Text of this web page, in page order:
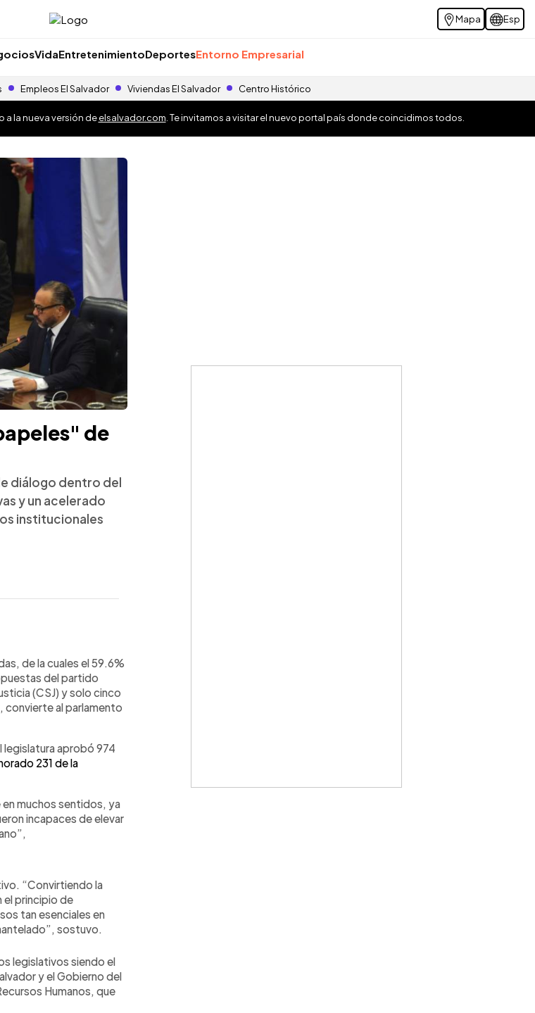
Mapa Esp
VidaEntretenimientoDeportesEntorno Empresarial
Empleos El Salvador Viviendas El Salvador Centro Histórico
a la nueva versión deelsalvador.com . Te invitamos a visitar el nuevo portal país donde coincidimos todos.
de
diálogo dentro del
y un acelerado
institucionales
de la cuales el 59.6%
del partido
(CSJ) y solo cinco
convierte al parlamento
legislatura aprobó 974
231 de la
muchos sentidos, ya
incapaces de elevar
“Convirtiendo la
el principio de
tan esenciales en
sostuvo.
legislativos siendo el
y el Gobierno del
Humanos, que